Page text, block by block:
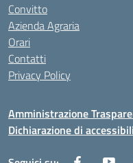
Convitto
Azienda Agraria
Orari
Contatti
Privacy Policy
Amministrazione
Dichiarazione di